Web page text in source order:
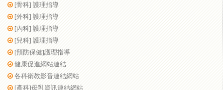
[骨科] 護理指導
[外科] 護理指導
[內科] 護理指導
[兒科] 護理指導
[預防保健]護理指導
健康促進網站連結
各科衛教影音連結網站
[產科]母乳資訊連結網站